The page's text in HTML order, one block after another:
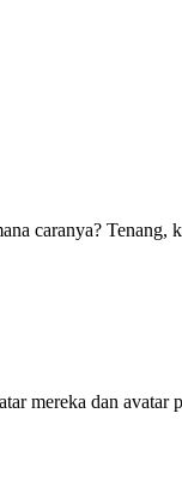
caranya? Tenang,
mereka dan avatar